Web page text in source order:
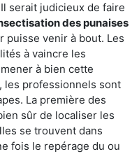
serait judicieux de faire
des punaises
puisse venir à bout. Les
à vaincre les
à bien cette
les professionnels sont
La première des
sûr de localiser les
se trouvent dans
fois le repérage du ou